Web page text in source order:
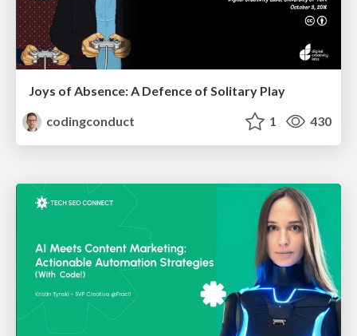
Joys of Absence: A Defence of Solitary Play
codingconduct
1 430